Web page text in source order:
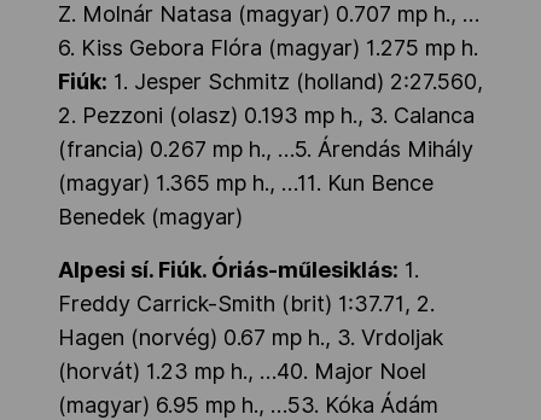
Z. Molnár Natasa (magyar) 0.707 mp h., …
6. Kiss Gebora Flóra (magyar) 1.275 mp h.
Fiúk: 1. Jesper Schmitz (holland) 2:27.560,
2. Pezzoni (olasz) 0.193 mp h., 3. Calanca
(francia) 0.267 mp h., …5. Árendás Mihály
(magyar) 1.365 mp h., …11. Kun Bence
Benedek (magyar)
Alpesi sí. Fiúk. Óriás-műlesiklás: 1.
Freddy Carrick-Smith (brit) 1:37.71, 2.
Hagen (norvég) 0.67 mp h., 3. Vrdoljak
(horvát) 1.23 mp h., …40. Major Noel
(magyar) 6.95 mp h., …53. Kóka Ádám